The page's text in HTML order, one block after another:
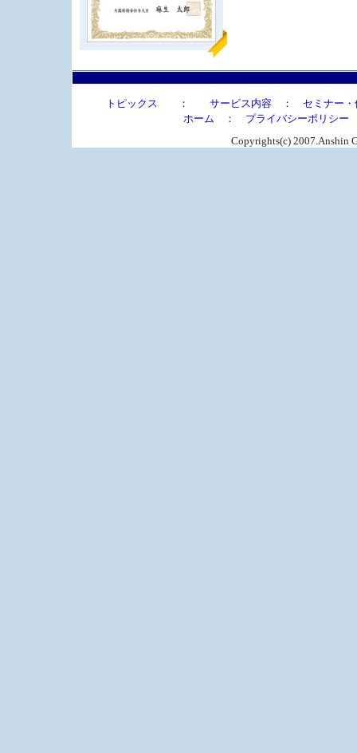
トピックス ： サービス内容： セミナー
ホーム ： プライバシーポリシー
Copyrights(c) 2007.Anshin